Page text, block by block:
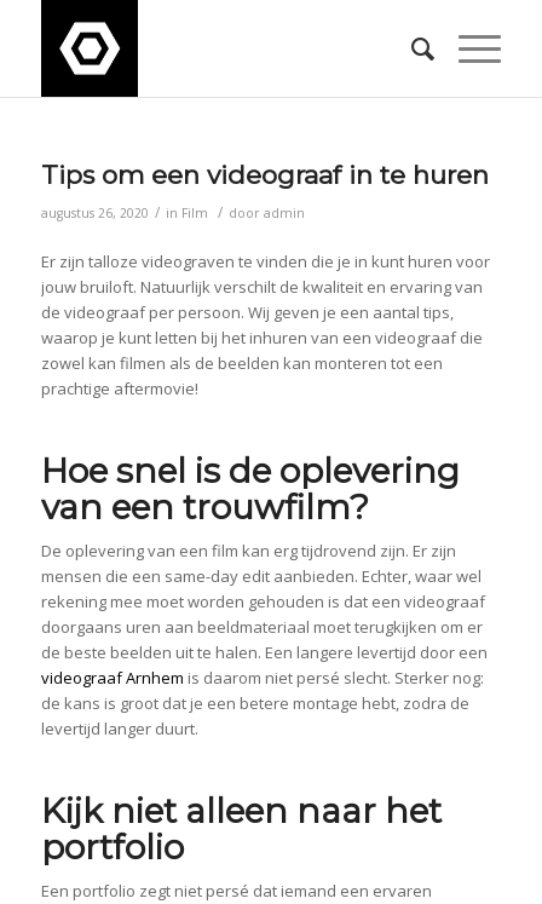
Tips om een videograaf in te huren
augustus 26, 2020 / in Film / door admin
Er zijn talloze videograven te vinden die je in kunt huren voor
jouw bruiloft. Natuurlijk verschilt de kwaliteit en ervaring van
de videograaf per persoon. Wij geven je een aantal tips,
waarop je kunt letten bij het inhuren van een videograaf die
zowel kan filmen als de beelden kan monteren tot een
prachtige aftermovie!
Hoe snel is de oplevering
van een trouwfilm?
De oplevering van een film kan erg tijdrovend zijn. Er zijn
mensen die een same-day edit aanbieden. Echter, waar wel
rekening mee moet worden gehouden is dat een videograaf
doorgaans uren aan beeldmateriaal moet terugkijken om er
de beste beelden uit te halen. Een langere levertijd door een
videograaf Arnhem is daarom niet persé slecht. Sterker nog:
de kans is groot dat je een betere montage hebt, zodra de
levertijd langer duurt.
Kijk niet alleen naar het
portfolio
Een portfolio zegt niet persé dat iemand een ervaren